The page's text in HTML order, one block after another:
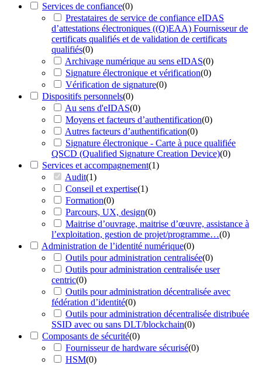
Services de confiance(0)
Prestataires de service de confiance eIDAS
d’attestations électroniques ((Q)EAA) Fournisseur de
certificats qualifiés et de validation de certificats
qualifiés(0)
Archivage numérique au sens eIDAS(0)
Signature électronique et vérification(0)
Vérification de signature(0)
Dispositifs personnels(0)
Au sens d'eIDAS(0)
Moyens et facteurs d’authentification(0)
Autres facteurs d’authentification(0)
Signature électronique - Carte à puce qualifiée
QSCD (Qualified Signature Creation Device)(0)
Services et accompagnement(1)
Audit(1)
Conseil et expertise(1)
Formation(0)
Parcours, UX, design(0)
Maitrise d’ouvrage, maitrise d’œuvre, assistance à
l’exploitation, gestion de projet/programme…(0)
Administration de l’identité numérique(0)
Outils pour administration centralisée(0)
Outils pour administration centralisée user
centric(0)
Outils pour administration décentralisée avec
fédération d’identité(0)
Outils pour administration décentralisée distribuée
SSID avec ou sans DLT/blockchain(0)
Composants de sécurité(0)
Fournisseur de hardware sécurisé(0)
HSM(0)